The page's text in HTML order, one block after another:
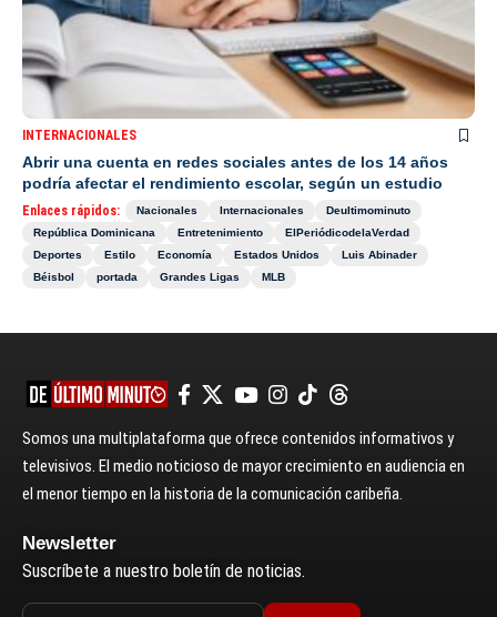
INTERNACIONALES
Abrir una cuenta en redes sociales antes de los 14 años
podría afectar el rendimiento escolar, según un estudio
Enlaces rápidos: Nacionales Internacionales
Deultimominuto
República Dominicana
Entretenimiento
ElPeriódicodelaVerdad
Deportes
Estilo Economía Estados Unidos
Luis Abinader
Béisbol
portada Grandes Ligas MLB
Somos una multiplataforma que ofrece contenidos informativos y
televisivos. El medio noticioso de mayor crecimiento en audiencia en
el menor tiempo en la historia de la comunicación caribeña.
Newsletter
Suscríbete a nuestro boletín de noticias.